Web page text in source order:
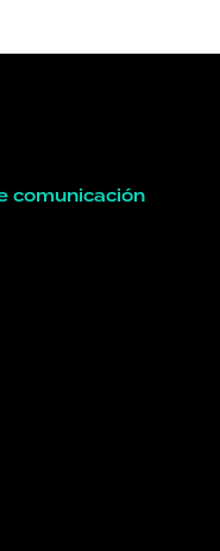
comunicación